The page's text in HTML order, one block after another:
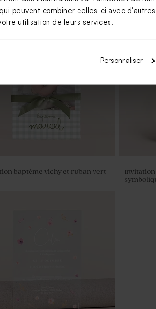
peuvent combiner celles-ci avec
utilisation de leurs services.
Personnaliser
Carte
baptême lentilles roses 1 kg (±
baptême vichy et ruban vert